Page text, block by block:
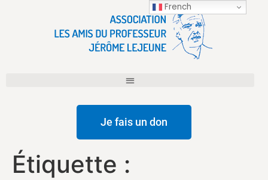
Je fais un don
Étiquette :
French